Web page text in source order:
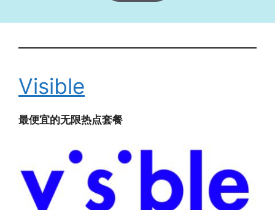
Visible
最便宜的无限热点套餐